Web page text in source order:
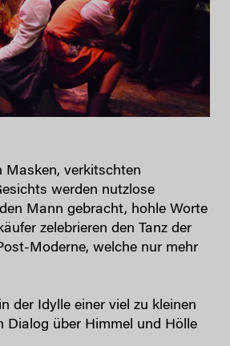
Masken, verkitschten
werden nutzlose
Mann gebracht, hohle Worte
zelebrieren den Tanz der
Moderne, welche nur mehr
der Idylle einer viel zu kleinen
Dialog über Himmel und Hölle